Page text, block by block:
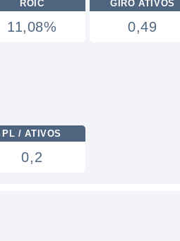
ROIC
11,08%
GIRO ATIVOS
0,49
PL / ATIVOS
0,2